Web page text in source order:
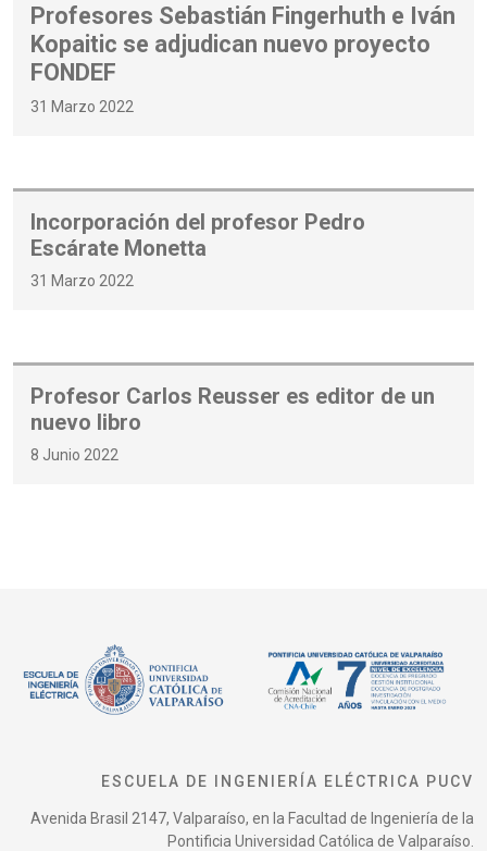
Profesores Sebastián Fingerhuth e Iván
Kopaitic se adjudican nuevo proyecto
FONDEF
31 Marzo 2022
Incorporación del profesor Pedro
Escárate Monetta
31 Marzo 2022
Profesor Carlos Reusser es editor de un
nuevo libro
8 Junio 2022
ESCUELA DE INGENIERÍA ELÉCTRICA PUCV
Avenida Brasil 2147, Valparaíso, en la Facultad de Ingeniería de la
Pontificia Universidad Católica de Valparaíso.